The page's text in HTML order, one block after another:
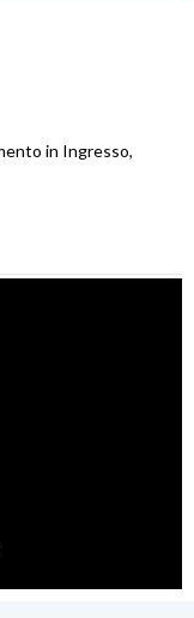
in Ingresso,